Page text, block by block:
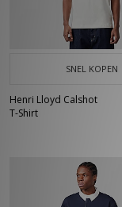
SNEL KOPEN
Henri Lloyd Calshot
T-Shirt